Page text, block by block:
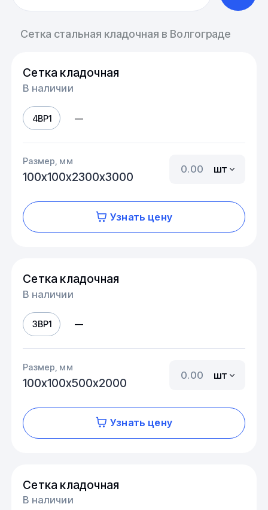
Сетка стальная кладочная в Волгограде
Сетка кладочная
В наличии
4ВР1 —
Размер, мм
100х100х2300х3000
шт
Узнать цену
Сетка кладочная
В наличии
3ВР1 —
Размер, мм
100х100х500х2000
шт
Узнать цену
Сетка кладочная
В наличии